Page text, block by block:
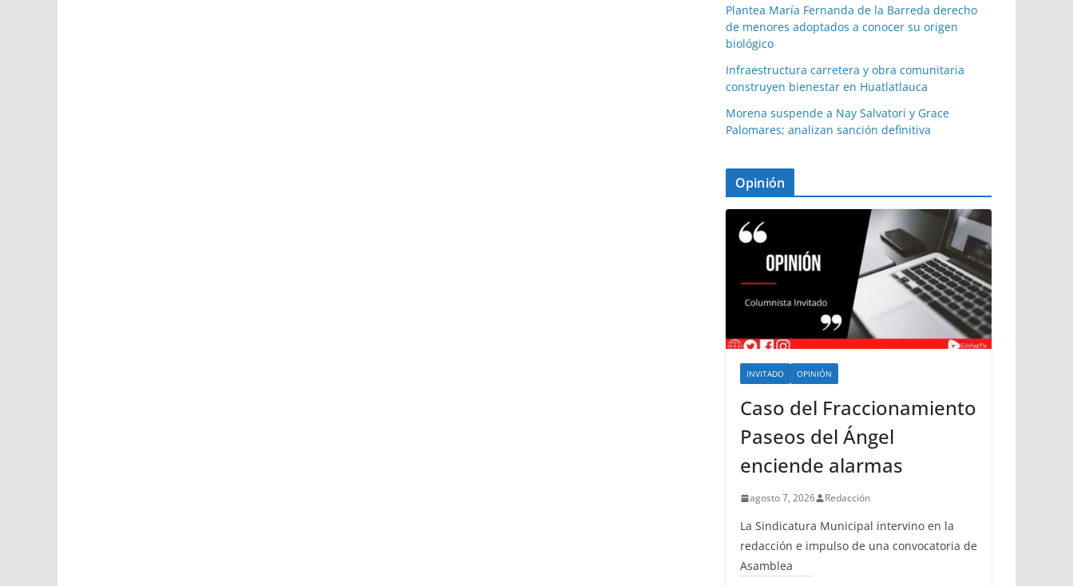
Plantea María Fernanda de la Barreda derecho
de menores adoptados a conocer su origen
biológico
Infraestructura carretera y obra comunitaria
construyen bienestar en Huatlatlauca
Morena suspende a Nay Salvatori y Grace
Palomares; analizan sanción definitiva
Opinión
INVITADO OPINIÓN
Caso del Fraccionamiento
Paseos del Ángel
enciende alarmas
agosto 7, 2026 Redacción
La Sindicatura Municipal intervino en la
redacción e impulso de una convocatoria de
Asamblea